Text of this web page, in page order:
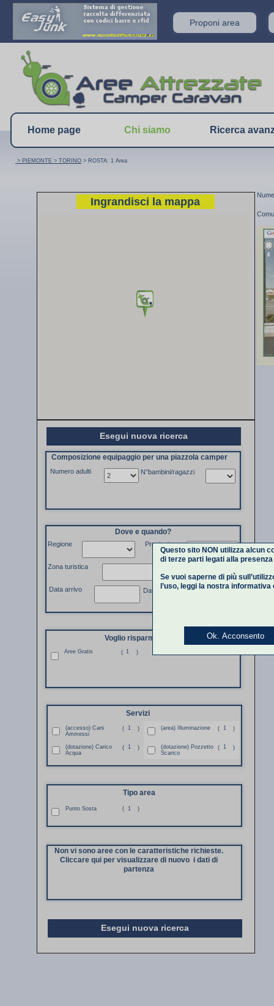
Proponi area
Home page Chi siamo Ricerca
Ingrandisci la mappa
Esegui nuova ricerca
Composizione equipaggio per una piazzola camper
Numero adulti N°bambini/ragazzi
Regione Provincia
Zona turistica
Data partenza
Data arrivo
Dove e quando?
Voglio risparmiare
( 1 )
Aree Gratis
Servizi
(accesso) Cani
Ammessi
( 1 ) (area) Illuminazione ( 1 )
(dotazione) Carico
Acqua
( 1 )
(dotazione) Pozzetto
Scarico
( 1 )
Tipo area
Punto Sosta ( 1 )
Non vi sono aree con le caratteristiche richieste.
Cliccare qui per visualizzare di nuovo i dati di
partenza
Esegui nuova ricerca
> PIEMONTE > TORINO > ROSTA: 1 Area
Questo sito NON utilizza alcun
di terze parti legati alla
Se vuoi saperne di più
l’uso, leggi la nostra informativa
Ok. Acconsento